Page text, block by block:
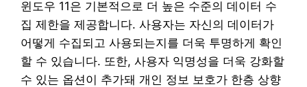
윈도우 11은 기본적으로 더 높은 수준의 데이터 수
집 제한을 제공합니다. 사용자는 자신의 데이터가
어떻게 수집되고 사용되는지를 더욱 투명하게 확인
할 수 있습니다. 또한, 사용자 익명성을 더욱 강화할
수 있는 옵션이 추가돼 개인 정보 보호가 한층 상향